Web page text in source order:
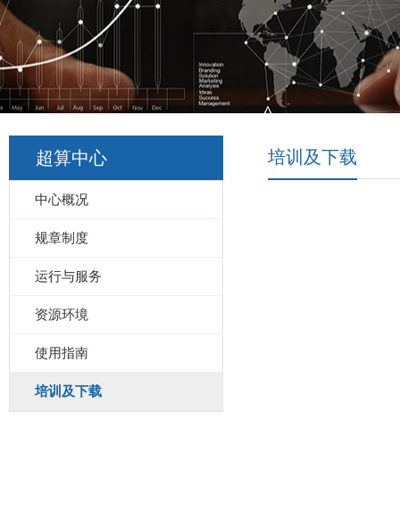
超算中心
中心概况
规章制度
运行与服务
资源环境
使用指南
培训及下载
培训及下载